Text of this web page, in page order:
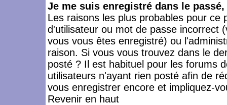
Je me suis enregistré dans le
Les raisons les plus probables pour
d'utilisateur ou mot de passe incorrect
vous vous êtes enregistré) ou
raison. Si vous vous trouvez dans le
posté ? Il est habituel pour les forums
utilisateurs n'ayant rien posté afin de
vous enregistrer encore et impliquez-
Revenir en haut